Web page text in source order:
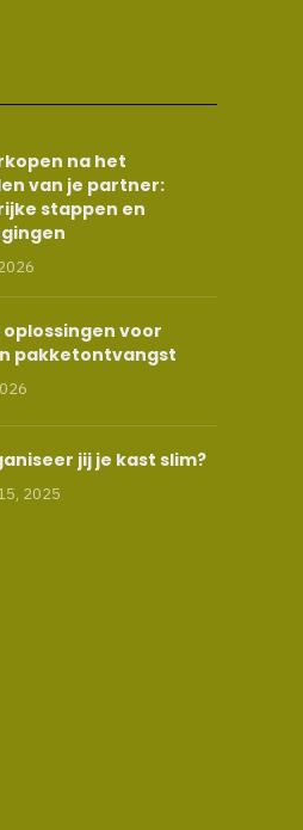
na het
van je partner:
stappen en
oplossingen voor
pakketontvangst
jij je kast slim?
2025